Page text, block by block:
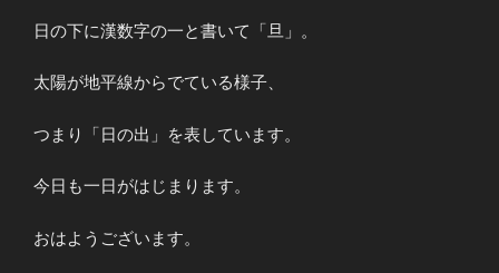
日の下に漢数字の一と書いて「旦」。
太陽が地平線からでている様子、
つまり「日の出」を表しています。
今日も一日がはじまります。
おはようございます。